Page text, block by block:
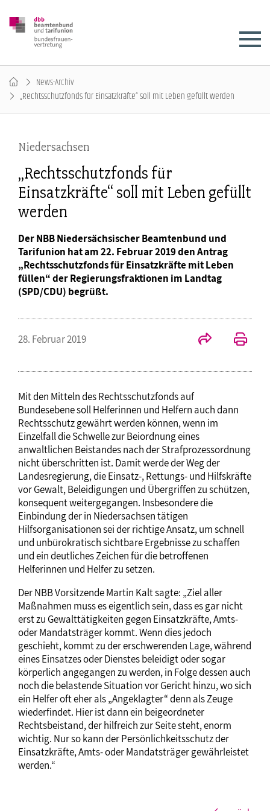
News-Archiv
„Rechtsschutzfonds für Einsatzkräfte“ soll mit Leben gefüllt werden
Niedersachsen
„Rechtsschutzfonds für
Einsatzkräfte“ soll mit Leben gefüllt
werden
Der NBB Niedersächsischer Beamtenbund und
Tarifunion hat am 22. Februar 2019 den Antrag
„Rechtsschutzfonds für Einsatzkräfte mit Leben
füllen“ der Regierungsfraktionen im Landtag
(SPD/CDU) begrüßt.
28. Februar 2019
Mit den Mitteln des Rechtsschutzfonds auf
Bundesebene soll Helferinnen und Helfern auch dann
Rechtsschutz gewährt werden können, wenn im
Einzelfall die Schwelle zur Beiordnung eines
anwaltlichen Beistandes nach der Strafprozessordnung
nicht überschritten ist. Damit werde der Weg der
Landesregierung, die Einsatz-, Rettungs- und Hilfskräfte
vor Gewalt, Beleidigungen und Übergriffen zu schützen,
konsequent weitergegangen. Insbesondere die
Einbindung der in Niedersachsen tätigen
Hilfsorganisationen sei der richtige Ansatz, um schnell
und unbürokratisch sichtbare Ergebnisse zu schaffen
und ein deutliches Zeichen für die betroffenen
Helferinnen und Helfer zu setzen.
Der NBB Vorsitzende Martin Kalt sagte: „Ziel aller
Maßnahmen muss es eigentlich sein, dass es gar nicht
erst zu Gewalttätigkeiten gegen Einsatzkräfte, Amts-
oder Mandatsträger kommt. Wenn dies jedoch
geschieht, kommt zu der erschwerenden Lage, während
eines Einsatzes oder Dienstes beleidigt oder sogar
körperlich angegangen zu werden, in Folge dessen auch
noch die belastende Situation vor Gericht hinzu, wo sich
ein Helfer oft eher als „Angeklagter“ denn als Zeuge
wiederfindet. Hier ist dann ein beigeordneter
Rechtsbeistand, der hilfreich zur Seite steht, enorm
wichtig. Nur so kann der Persönlichkeitsschutz der
Einsatzkräfte, Amts- oder Mandatsträger gewährleistet
werden.“